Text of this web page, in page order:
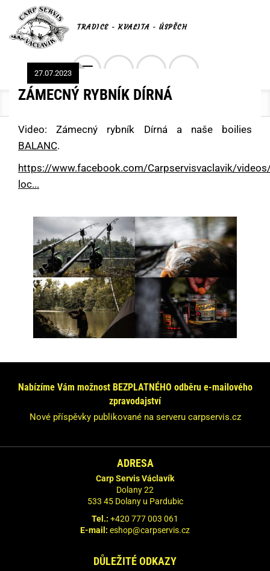
TRADICE - KVALITA - ÚSPĚCH
Toggle
navigation
Kde nyní jsem?
ZÁMECNÝ RYBNÍK DÍRNÁ
27.07.2023
Video: Zámecný rybník Dírná a naše boilies
BALANC.
https://www.facebook.com/Carpservisvaclavik/
loc...
Nabízíme Vám možnost BEZPLATNÉHO odběru e-mailového
zpravodajství
Nové příspěvky publikované na serveru carpservis.cz
ADRESA
Carp Servis Václavík
Dolany 22
533 45 Dolany u Pardubic
Tel.: +420 777 003 061
E-mail: eshop@carpservis.cz
DŮLEŽITÉ ODKAZY